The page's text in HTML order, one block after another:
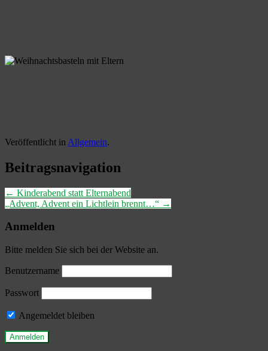
Veröffentlicht in Allgemein.
Beitragsnavigation
← Kinderabend statt Elternabend
„Advent, Advent ein Lichtlein brennt…“ →
Anmelden
Bitte melden Sie sich bei der Website an.
Benutzername
Passwort
Angemeldet bleiben